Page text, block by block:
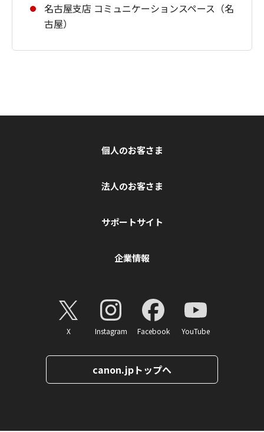
名古屋支店 コミュニケーションスペース（名
古屋）
個人のお客さま
法人のお客さま
サポートサイト
企業情報
X Instagram Facebook YouTube
canon.jpトップへ